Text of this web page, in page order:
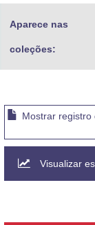
Aparece nas
coleções:
Mostrar registro
Visualizar